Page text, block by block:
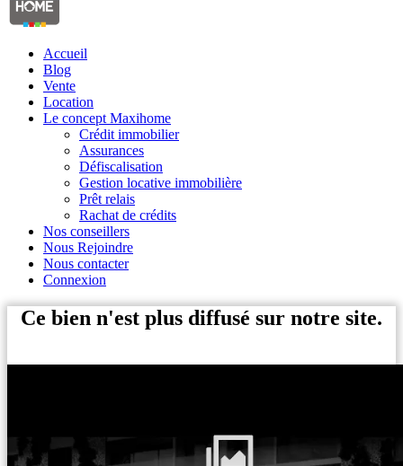
Accueil
Blog
Vente
Location
Le concept Maxihome
Crédit immobilier
Assurances
Défiscalisation
Gestion locative immobilière
Prêt relais
Rachat de crédits
Nos conseillers
Nous Rejoindre
Nous contacter
Connexion
Ce bien n'est plus diffusé sur notre site.